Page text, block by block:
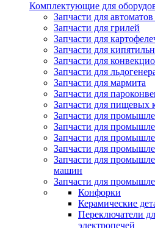
Комплектующие для
Запчасти для
Запчасти для грилей
Запчасти для
Запчасти для
Запчасти для
Запчасти для
Запчасти для мармита
Запчасти для
Запчасти для пищевых
Запчасти для
Запчасти для
Запчасти для
Запчасти для
Запчасти для
машин
Запчасти для
Конфорки
Керамические
Переключатели
электропечей